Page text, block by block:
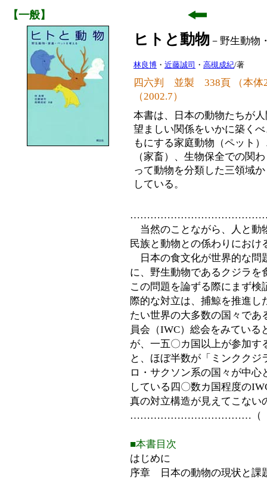
【一般】
ヒトと動物 －野生動物
林良博 ・ 近藤誠司 ・ 高槻成紀/著
四六判 並製 338頁 （本
（2002.7）
本書は、日本の動物たちが
望ましい関係をいかに築く
もにする家庭動物（ペット
（家畜）、生物保全での関
って動物を分類した三領域
している。
当然のことながら、人と動
民族と動物との係わりにおけ
日本の食文化が世界的な問
に、野生動物であるクジラを
この問題を論ずる際にまず
際的な対立は、捕鯨を推進し
たい世界の大多数の国々であ
員会（IWC）総会をみてい
が、一五〇カ国以上が参加す
と、ほぼ半数が「ミンクク
ロ・サクソン系の国々が中
している四〇数カ国程度の
真の対立構造が見えてこない
………………………………（「捕
■本書目次
はじめに
序章 日本の動物の現状と